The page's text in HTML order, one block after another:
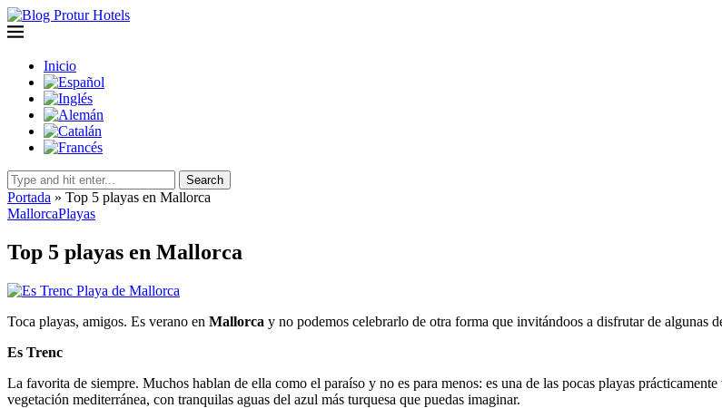
Inicio
Search
Portada » Top 5 playas en Mallorca
MallorcaPlayas
Top 5 playas en Mallorca
Toca playas, amigos. Es verano en Mallorca y no podemos celebrarlo de otra forma que invitándoos a disfrutar de algunas
Es Trenc
La favorita de siempre. Muchos hablan de ella como el paraíso y no es para menos: es una de las pocas playas prácticamente
vegetación mediterránea, con tranquilas aguas del azul más turquesa que puedas imaginar.